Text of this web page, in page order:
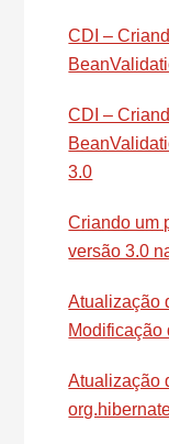
CDI –
CDI –
3.0
Criando um
versão 3.0
Atualização
Modificação
Atualização